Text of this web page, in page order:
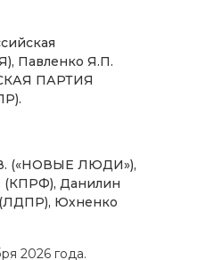
Павленко Я.П.
ПАРТИЯ
(«НОВЫЕ ЛЮДИ»),
(КПРФ), Данилин
Юхненко
2026 года.